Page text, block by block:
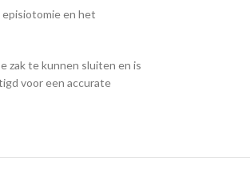
en het
zak te kunnen sluiten en is
voor een accurate